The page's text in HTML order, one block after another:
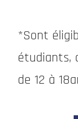
*Sont
étudiants,
de 12 à